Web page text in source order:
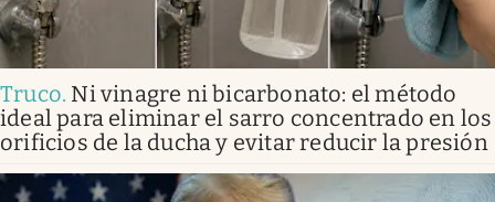
Truco. Ni vinagre ni bicarbonato: el método
ideal para eliminar el sarro concentrado en los
orificios de la ducha y evitar reducir la presión